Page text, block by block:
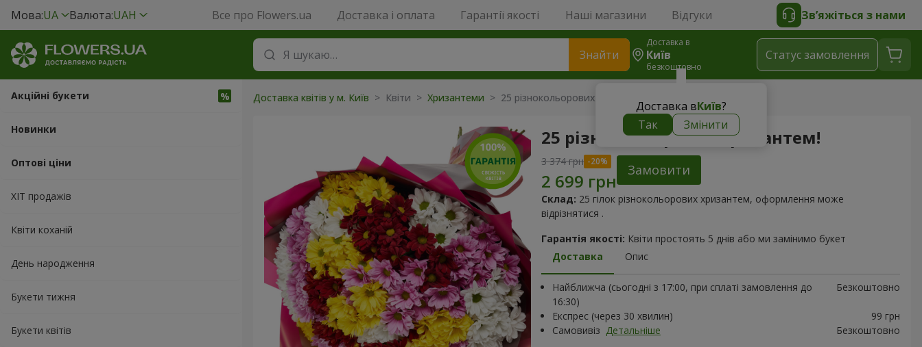
Мова:UA Валюта:UAH Все про Flowers.ua Доставка і оплата Гарантії якості Наші магазини Відгуки Зв’яжіться з нами
Знайти
Доставка в
Київ
безкоштовно
Доставка вКиїв?
Так
Змінити
Статус замовлення
Акційні букети
Новинки
Оптові ціни
ХІТ продажів
Квіти коханій
День народження
Букети тижня
Букети квітів
Доставка квітів у м. Київ > Квіти > Хризантеми > 25 різнокольорових хризантем!
25 різнокольорових хризантем!
3 374 грн
Замовити
Склад: 25 гілок різнокольорових хризантем, оформлення може
відрізнятися .
Гарантія якості: Квіти простоять 5 днів або ми замінимо букет
Доставка
Опис
Найближча (сьогодні з 17:00, при сплаті замовлення до
16:30)
Безкоштовно
Експрес (через 30 хвилин)
99 грн
Самовивіз Детальніше Безкоштовно